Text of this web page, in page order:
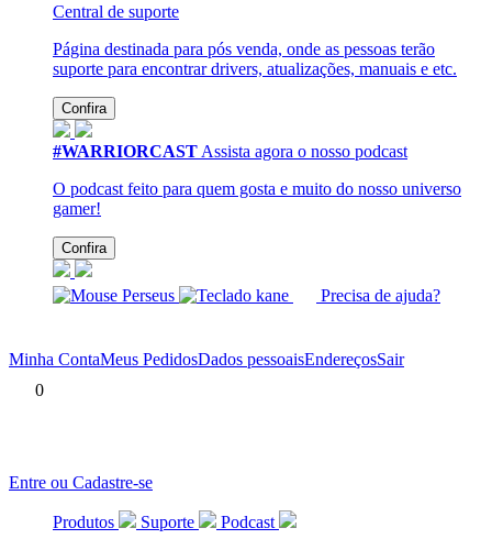
Central de suporte
Página destinada para pós venda, onde as pessoas terão
suporte para encontrar drivers, atualizações, manuais e etc.
Confira
#WARRIORCAST Assista agora o nosso podcast
O podcast feito para quem gosta e muito do nosso universo
gamer!
Confira
Precisa de ajuda?
Minha ContaMeus PedidosDados pessoaisEndereçosSair
0
Entre ou Cadastre-se
Produtos Suporte Podcast